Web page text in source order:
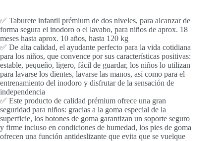
desde
27,99 €
hasta
34,98 €
✅ Taburete infantil prémium de dos niveles, para alcanzar de
forma segura el inodoro o el lavabo, para niños de aprox. 18
meses hasta aprox. 10 años, hasta 120 kg
✅ De alta calidad, el ayudante perfecto para la vida cotidiana
para los niños, que convence por sus características positivas:
estable, pequeño, ligero, fácil de guardar, los niños lo utilizan
para lavarse los dientes, lavarse las manos, así como para el
entrenamiento del inodoro y disfrutar de la sensación de
independencia
✅ Este producto de calidad prémium ofrece una gran
seguridad para niños: gracias a la goma especial de la
superficie, los botones de goma garantizan un soporte seguro
y firme incluso en condiciones de humedad, los pies de goma
ofrecen una función antideslizante que evita que se vuelque